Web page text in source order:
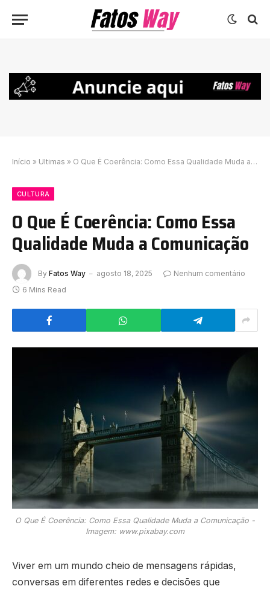
Início » Ultimas » O Que É Coerência: Como Essa Qualidade Muda a Comunicação
CULTURA
O Que É Coerência: Como Essa
Qualidade Muda a Comunicação
By Fatos Way agosto 18, 2025
Nenhum comentário
6 Mins Read
O Que É Coerência: Como Essa Qualidade Muda a Comunicação -
Imagem: www.pixabay.com
Viver em um mundo cheio de mensagens rápidas,
conversas em diferentes redes e decisões que